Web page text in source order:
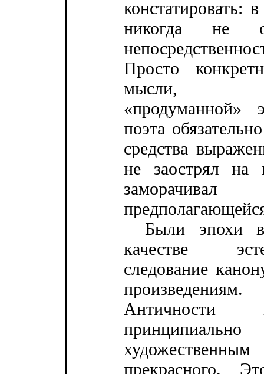
констатировать:
никогда не
Просто
мысли,
«продуманной»
поэта
средства
не заострял на
Были эпохи
качестве
следование
Античности
прекрасного.